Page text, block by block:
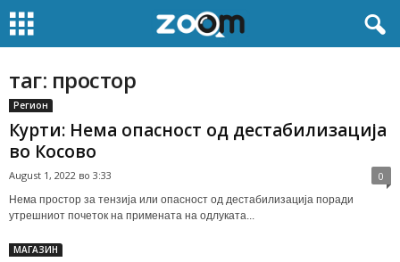
таг: простор
Регион
Курти: Нема опасност од дестабилизација
во Косово
August 1, 2022 во 3:33 0
Нема простор за тензија или опасност од дестабилизација поради
утрешниот почеток на примената на одлуката...
МАГАЗИН